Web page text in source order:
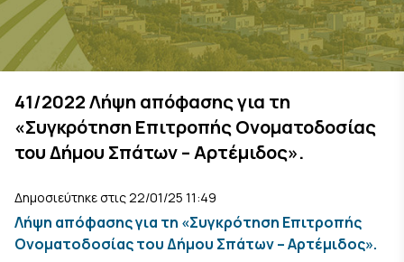
41/2022 Λήψη απόφασης για τη
«Συγκρότηση Επιτροπής Ονοματοδοσίας
του Δήμου Σπάτων – Αρτέμιδος».
Δημοσιεύτηκε στις 22/01/25 11:49
Λήψη απόφασης για τη «Συγκρότηση Επιτροπής
Ονοματοδοσίας του Δήμου Σπάτων – Αρτέμιδος».